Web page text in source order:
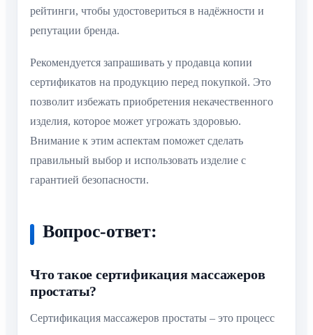
рейтинги, чтобы удостовериться в надёжности и
репутации бренда.
Рекомендуется запрашивать у продавца копии
сертификатов на продукцию перед покупкой. Это
позволит избежать приобретения некачественного
изделия, которое может угрожать здоровью.
Внимание к этим аспектам поможет сделать
правильный выбор и использовать изделие с
гарантией безопасности.
Вопрос-ответ:
Что такое сертификация массажеров
простаты?
Сертификация массажеров простаты – это процесс